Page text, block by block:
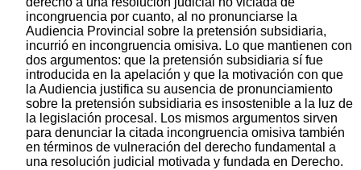
incongruencia por cuanto, al no pronunciarse la
Audiencia Provincial sobre la pretensión subsidiaria,
incurrió en incongruencia omisiva. Lo que mantienen con
dos argumentos: que la pretensión subsidiaria sí fue
introducida en la apelación y que la motivación con que
la Audiencia justifica su ausencia de pronunciamiento
sobre la pretensión subsidiaria es insostenible a la luz de
la legislación procesal. Los mismos argumentos sirven
para denunciar la citada incongruencia omisiva también
en términos de vulneración del derecho fundamental a
una resolución judicial motivada y fundada en Derecho.